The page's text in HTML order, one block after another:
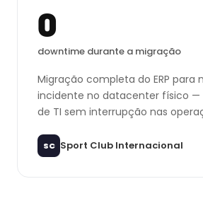
0
downtime durante a migração
Migração completa do ERP para
incidente no datacenter físico —
de TI sem interrupção nas
SC Sport Club Internacional